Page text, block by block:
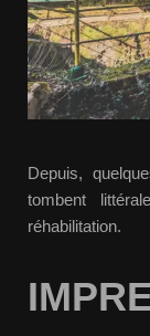
Depuis,
tombent
réhabilitation.